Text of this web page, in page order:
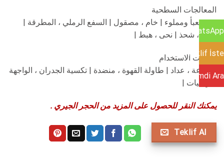
المعالجات السطحية
غير معبأ ومملوء | خام ، مصقول | السفع الرملي ، المطرقة |
شحذ ، شحذ | نحى ، هبط |
مجالات الاستخدام
| بالوعة ، عداد | طاولة القهوة ، منضدة | تكسية الجدران ، الواجهة
| أرضيات |
يمكنك النقر للحصول على المزيد من الحجر الجيري .
Teklif Al
WhatsApp
Teklif İste
Şimdi Ara